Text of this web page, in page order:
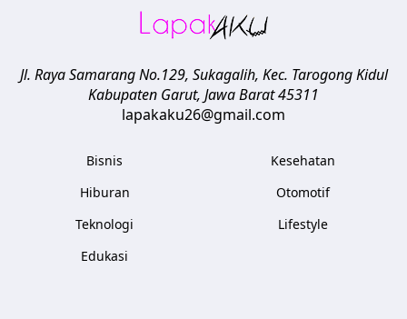
Jl. Raya Samarang No.129, Sukagalih, Kec. Tarogong Kidul
Kabupaten Garut, Jawa Barat45311
lapakaku26@gmail.com
Bisnis
Hiburan
Teknologi
Edukasi
Kesehatan
Otomotif
Lifestyle